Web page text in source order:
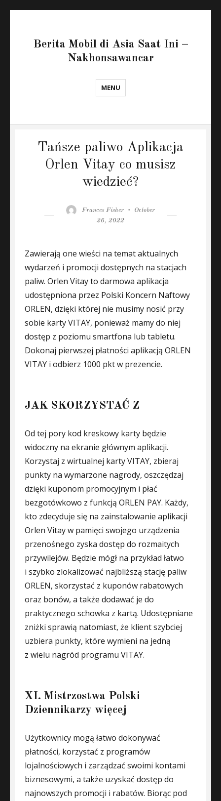
Berita Mobil di Asia Saat Ini –
Nakhonsawancar
MENU
Tańsze paliwo Aplikacja
Orlen Vitay co musisz
wiedzieć?
Author
Frances Fisher
Posted
October
26, 2022
Zawierają one wieści na temat aktualnych
wydarzeń i promocji dostępnych na stacjach
paliw. Orlen Vitay to darmowa aplikacja
udostępniona przez Polski Koncern Naftowy
ORLEN, dzięki której nie musimy nosić przy
sobie karty VITAY, ponieważ mamy do niej
dostęp z poziomu smartfona lub tabletu.
Dokonaj pierwszej płatności aplikacją ORLEN
VITAY i odbierz 1000 pkt w prezencie.
JAK SKORZYSTAĆ Z
Od tej pory kod kreskowy karty będzie
widoczny na ekranie głównym aplikacji.
Korzystaj z wirtualnej karty VITAY, zbieraj
punkty na wymarzone nagrody, oszczędzaj
dzięki kuponom promocyjnym i płać
bezgotówkowo z funkcją ORLEN PAY. Każdy,
kto zdecyduje się na zainstalowanie aplikacji
Orlen Vitay w pamięci swojego urządzenia
przenośnego zyska dostęp do rozmaitych
przywilejów. Będzie mógł na przykład łatwo
i szybko zlokalizować najbliższą stację paliw
ORLEN, skorzystać z kuponów rabatowych
oraz bonów, a także dodawać je do
praktycznego schowka z kartą. Udostępniane
zniżki sprawią natomiast, że klient szybciej
uzbiera punkty, które wymieni na jedną
z wielu nagród programu VITAY.
XI. Mistrzostwa Polski
Dziennikarzy więcej
Użytkownicy mogą łatwo dokonywać
płatności, korzystać z programów
lojalnościowych i zarządzać swoimi kontami
biznesowymi, a także uzyskać dostęp do
najnowszych promocji i rabatów. Biorąc pod